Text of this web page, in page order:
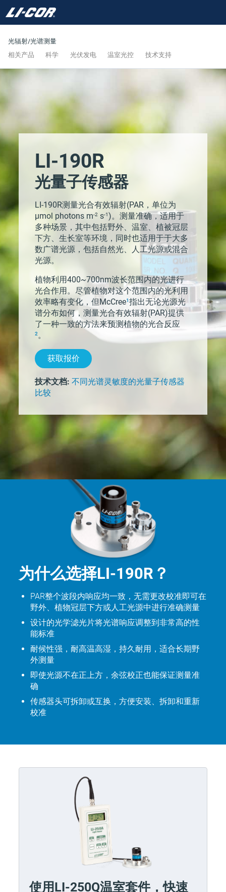
光辐射/光谱测量
相关产品
科学 光伏发电 温室光控 技术支持
LI-190R
光量子传感器
LI-190R测量光合有效辐射(PAR，单位为
µmol photons m-2 s-1)。测量准确，适用于
多种场景，其中包括野外、温室、植被冠层
下方、生长室等环境，同时也适用于于大多
数广谱光源，包括自然光、人工光源或混合
光源。
植物利用400~700nm波长范围内的光进行
光合作用。尽管植物对这个范围内的光利用
效率略有变化，但McCree1指出无论光源光
谱分布如何，测量光合有效辐射(PAR)提供
了一种一致的方法来预测植物的光合反应
2。
获取报价
技术文档: 不同光谱灵敏度的光量子传感器
比较
使用LI-250Q温室套件，快速
为什么选择LI-190R？
PAR整个波段内响应均一致，无需更改校准即可在
野外、植物冠层下方或人工光源中进行准确测量
设计的光学滤光片将光谱响应调整到非常高的性
能标准
耐候性强，耐高温高湿，持久耐用，适合长期野
外测量
即使光源不在正上方，余弦校正也能保证测量准
确
传感器头可拆卸或互换，方便安装、拆卸和重新
校准